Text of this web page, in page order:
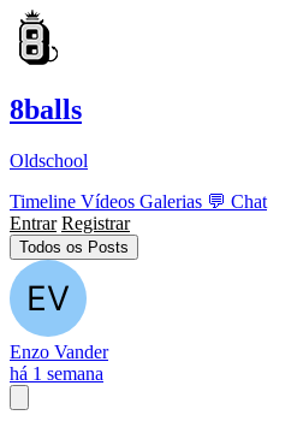
8balls
Oldschool
Timeline Vídeos Galerias 💬 Chat
Entrar Registrar
Todos os Posts
Enzo Vander
há 1 semana